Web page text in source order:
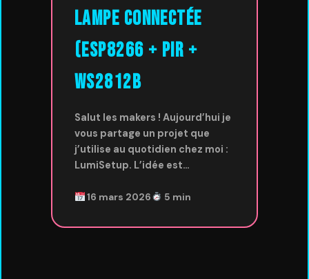
lampe connectée
(ESP8266 + PIR +
WS2812B
Salut les makers ! Aujourd’hui je
vous partage un projet que
j’utilise au quotidien chez moi :
LumiSetup. L’idée est…
16 mars 2026 5 min